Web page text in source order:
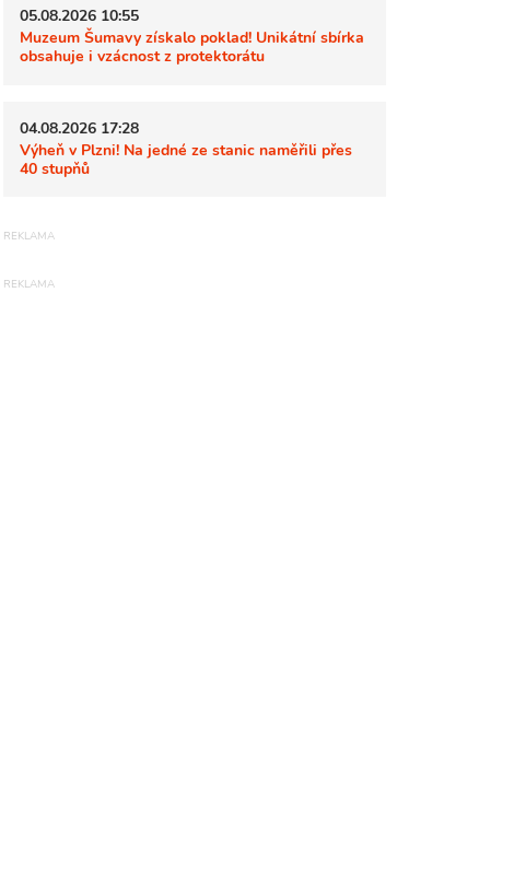
05.08.2026 10:55
Muzeum Šumavy získalo poklad! Unikátní sbírka
obsahuje i vzácnost z protektorátu
04.08.2026 17:28
Výheň v Plzni! Na jedné ze stanic naměřili přes
40 stupňů